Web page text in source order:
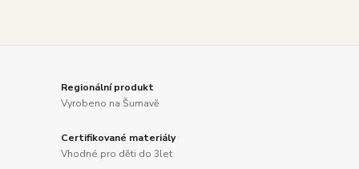
Regionální produkt
Vyrobeno na Šumavě
Certifikované materiály
Vhodné pro děti do 3let